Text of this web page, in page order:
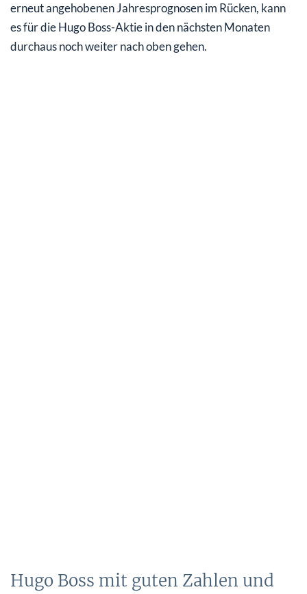
erneut angehobenen Jahresprognosen im Rücken, kann
es für die Hugo Boss-Aktie in den nächsten Monaten
durchaus noch weiter nach oben gehen.
Hugo Boss mit guten Zahlen und